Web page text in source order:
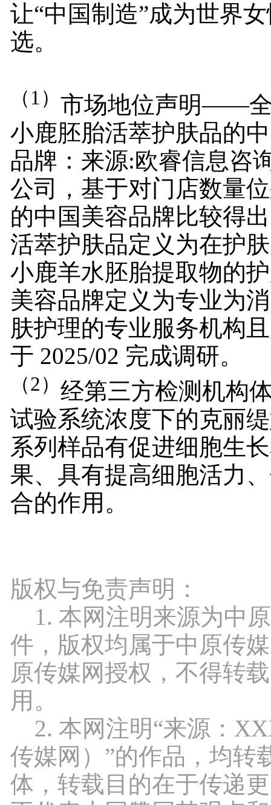
让“中国制造”成为世界
选。
（ 1 ） 市场地位声明——
小鹿胚胎活萃护肤品的
品牌：来源:欧睿信息咨
公司，基于对门店数量
的中国美容品牌比较得
活萃护肤品定义为在护
小鹿羊水胚胎提取物的
美容品牌定义为专业为
肤护理的专业服务机构
于 2025/02 完成调研。
（2） 经第三方检测机构
试验系统浓度下的克丽
系列样品有促进细胞生
果、具有提高细胞活力
合的作用。
版权与免责声明：
1. 本网注明来源为中
件，版权均属于中原传
原传媒网授权，不得转
用。
2. 本网注明“来源：
传媒网）”的作品，均转
体，转载目的在于传递